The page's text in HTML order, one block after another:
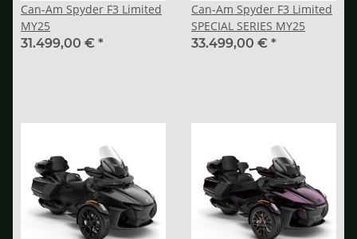
Can-Am Spyder F3 Limited
MY25
31.499,00 € *
Can-Am Spyder F3 Limited
SPECIAL SERIES MY25
33.499,00 € *